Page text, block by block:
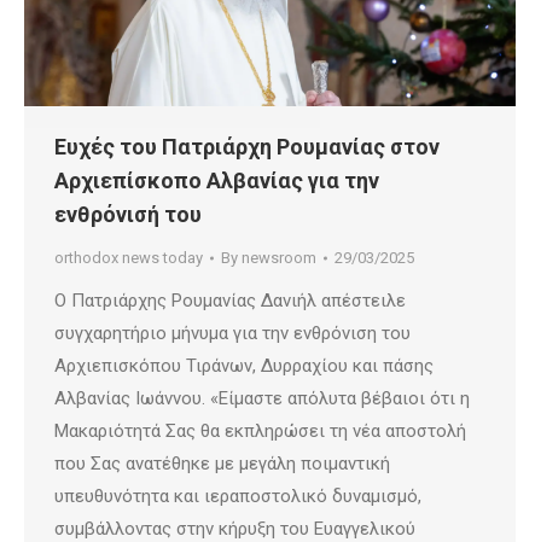
Ευχές του Πατριάρχη Ρουμανίας στον
Αρχιεπίσκοπο Αλβανίας για την
ενθρόνισή του
orthodox news today By newsroom 29/03/2025
Ο Πατριάρχης Ρουμανίας Δανιήλ απέστειλε
συγχαρητήριο μήνυμα για την ενθρόνιση του
Αρχιεπισκόπου Τιράνων, Δυρραχίου και πάσης
Αλβανίας Ιωάννου. «Είμαστε απόλυτα βέβαιοι ότι η
Μακαριότητά Σας θα εκπληρώσει τη νέα αποστολή
που Σας ανατέθηκε με μεγάλη ποιμαντική
υπευθυνότητα και ιεραποστολικό δυναμισμό,
συμβάλλοντας στην κήρυξη του Ευαγγελικού